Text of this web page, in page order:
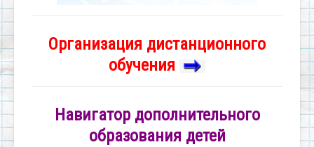
Организация дистанционного
обучения
Навигатор дополнительного
образования детей